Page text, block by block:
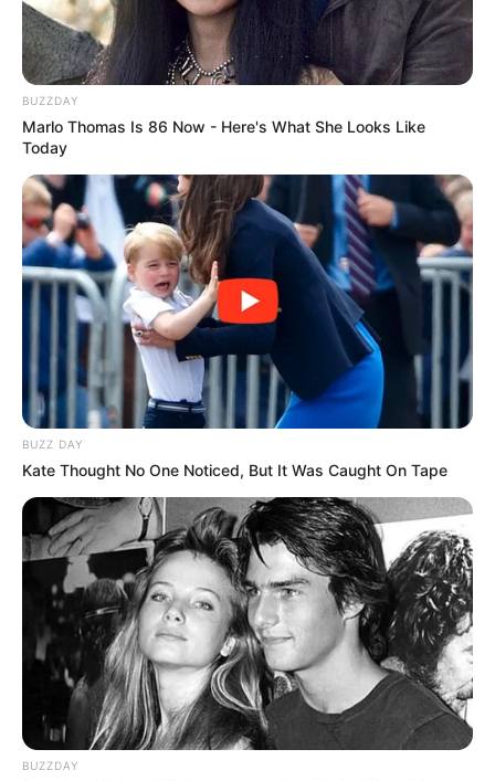
BUZZDAY
Marlo Thomas Is 86 Now - Here's What She Looks Like
Today
BUZZ DAY
Kate Thought No One Noticed, But It Was Caught On Tape
BUZZDAY